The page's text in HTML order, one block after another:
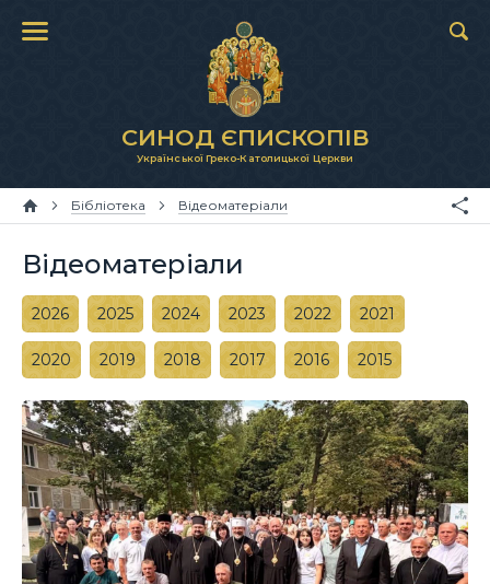
СИНОД ЄПИСКОПІВ
Української Греко-Католицької Церкви
Бібліотека Відеоматеріали
Відеоматеріали
2026 2025 2024 2023 2022 2021
2020 2019 2018 2017 2016 2015